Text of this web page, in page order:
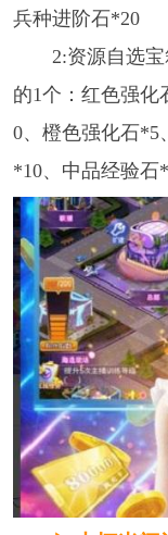
兵种进阶石*20
2:资源自选
的1个：红色强化
0、橙色强化石*5
*10、中品经验石